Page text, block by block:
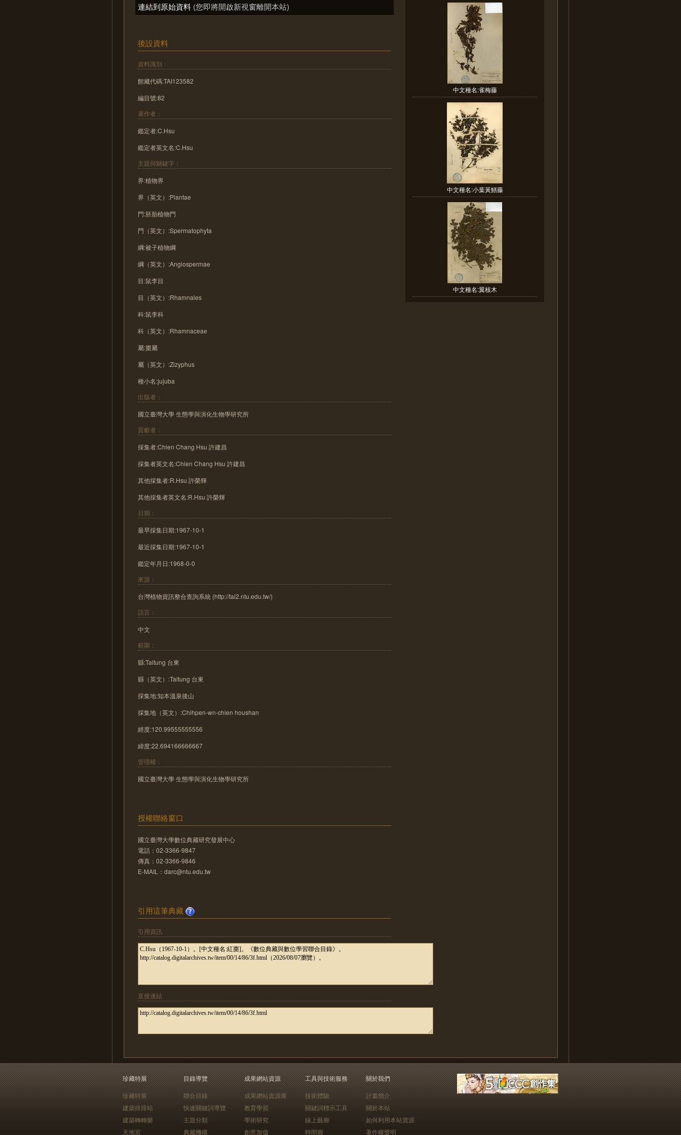
連結到原始資料 (您即將開啟新視窗離開本站)
後設資料
資料識別：
館藏代碼:TAI123582
編目號:82
著作者：
鑑定者:C.Hsu
鑑定者英文名:C.Hsu
主題與關鍵字：
界:植物界
界（英文）:Plantae
門:胚胎植物門
門（英文）:Spermatophyta
綱:被子植物綱
綱（英文）:Angiospermae
目:鼠李目
目（英文）:Rhamnales
科:鼠李科
科（英文）:Rhamnaceae
屬:棗屬
屬（英文）:Zizyphus
種小名:jujuba
出版者：
國立臺灣大學 生態學與演化生物學研究所
貢獻者：
採集者:Chien Chang Hsu 許建昌
採集者英文名:Chien Chang Hsu 許建昌
其他採集者:R.Hsu 許榮輝
其他採集者英文名:R.Hsu 許榮輝
日期：
最早採集日期:1967-10-1
最近採集日期:1967-10-1
鑑定年月日:1968-0-0
來源：
台灣植物資訊整合查詢系統 (http://tai2.ntu.edu.tw/)
語言：
中文
範圍：
縣:Taitung 台東
縣（英文）:Taitung 台東
採集地:知本溫泉後山
採集地（英文）:Chihpen-wn-chien houshan
經度:120.99555555556
緯度:22.694166666667
管理權：
國立臺灣大學 生態學與演化生物學研究所
授權聯絡窗口
國立臺灣大學數位典藏研究發展中心
電話：02-3366-9847
傳真：02-3366-9846
E-MAIL：darc@ntu.edu.tw
引用這筆典藏
引用資訊
直接連結
中文種名:雀梅藤
中文種名:小葉黃鱔藤
中文種名:翼核木
珍藏特展
珍藏特展
建築排排站
建築轉轉樂
天地宮
目錄導覽
聯合目錄
快速關鍵詞導覽
主題分類
典藏機構
成果網站資源
成果網站資源庫
教育學習
學術研究
創意加值
工具與技術服務
技術體驗
關鍵詞標示工具
線上藝廊
時間廊
關於我們
計畫簡介
關於本站
如何利用本站資源
著作權聲明